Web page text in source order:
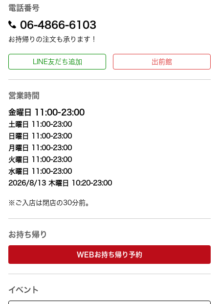
電話番号
06-4866-6103
お持帰りの注文も承ります！
LINE友だち追加 出前館
営業時間
金曜日 11:00-23:00
土曜日 11:00-23:00
日曜日 11:00-23:00
月曜日 11:00-23:00
火曜日 11:00-23:00
水曜日 11:00-23:00
2026/8/13 木曜日 10:20-23:00
※ご入店は閉店の30分前。
お持ち帰り
WEBお持ち帰り予約
イベント